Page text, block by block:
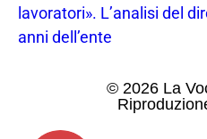
lavoratori». L’analisi del
anni dell’ente
© 2026 La